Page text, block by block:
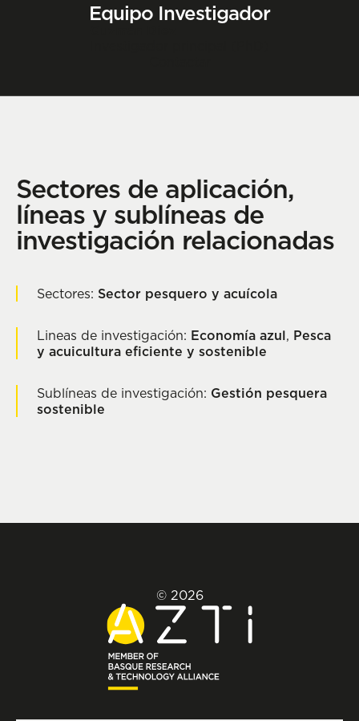
Equipo Investigador
Sectores de aplicación,
líneas y sublíneas de
investigación relacionadas
Sectores: Sector pesquero y acuícola
Lineas de investigación: Economía azul, Pesca
y acuicultura eficiente y sostenible
Sublíneas de investigación: Gestión pesquera
sostenible
© 2026